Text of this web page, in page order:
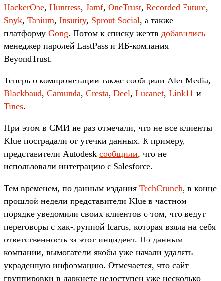
HackerOne, Huntress, Jamf, OneTrust, Recorded Future,
Snyk, Tanium, Insurity, Sprout Social, а также
платформу Gong. Потом к списку жертв добавились
менеджер паролей LastPass и ИБ-компания
BeyondTrust.
Теперь о компрометации также сообщили AlertMedia,
Blackbaud, Camunda, Cresta, Deel, Lucanet, Link11 и
Tines.
При этом в СМИ не раз отмечали, что не все клиенты
Klue пострадали от утечки данных. К примеру,
представители Autodesk сообщили, что не
использовали интеграцию с Salesforce.
Тем временем, по данным издания TechCrunch, в конце
прошлой недели представители Klue в частном
порядке уведомили своих клиентов о том, что ведут
переговоры с хак-группой Icarus, которая взяла на себя
ответственность за этот инцидент. По данным
компании, вымогатели якобы уже начали удалять
украденную информацию. Отмечается, что сайт
группировки в даркнете недоступен уже несколько